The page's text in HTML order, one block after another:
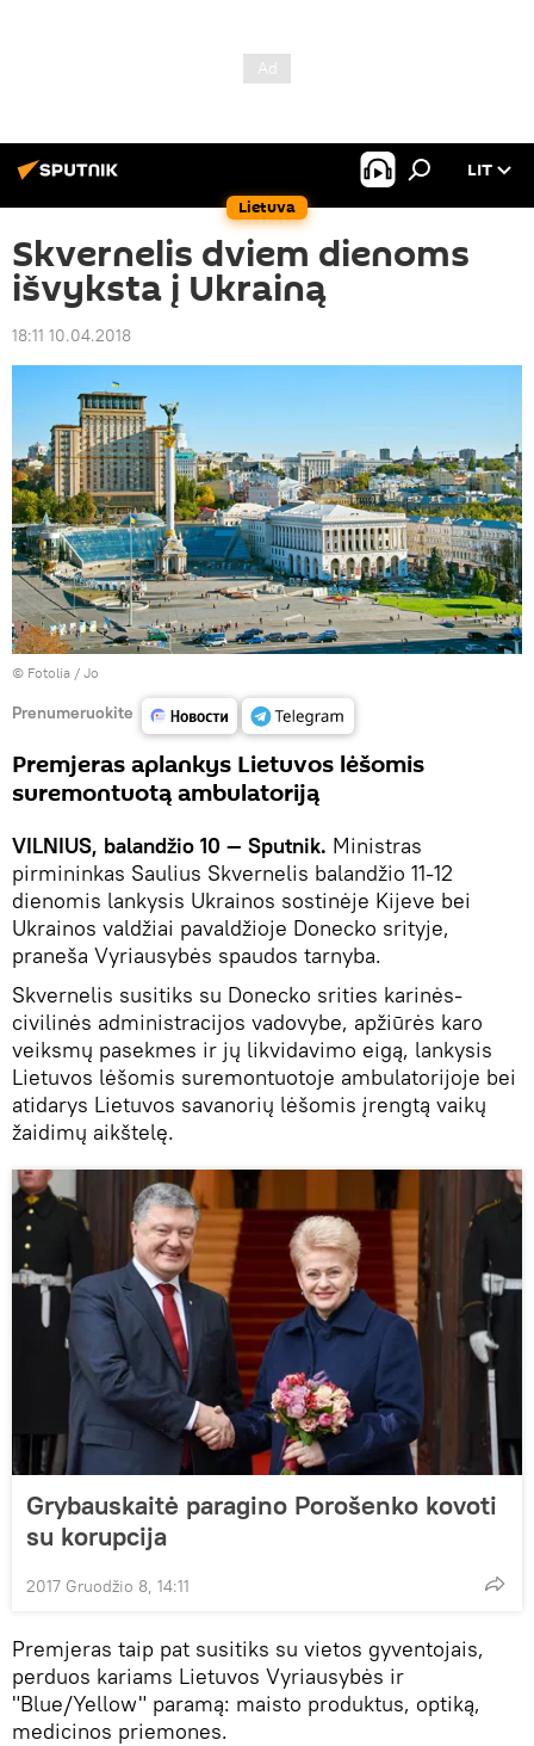
Lietuva
LIT
Skvernelis dviem dienoms
išvyksta į Ukrainą
18:11 10.04.2018
© Fotolia / Jo
Prenumeruokite
Premjeras aplankys Lietuvos lėšomis
suremontuotą ambulatoriją
VILNIUS, balandžio 10 — Sputnik. Ministras
pirmininkas Saulius Skvernelis balandžio 11-12
dienomis lankysis Ukrainos sostinėje Kijeve bei
Ukrainos valdžiai pavaldžioje Donecko srityje,
praneša Vyriausybės spaudos tarnyba.
Skvernelis susitiks su Donecko srities karinės-
civilinės administracijos vadovybe, apžiūrės karo
veiksmų pasekmes ir jų likvidavimo eigą, lankysis
Lietuvos lėšomis suremontuotoje ambulatorijoje bei
atidarys Lietuvos savanorių lėšomis įrengtą vaikų
žaidimų aikštelę.
Grybauskaitė paragino Porošenko kovoti
su korupcija
2017 Gruodžio 8, 14:11
Premjeras taip pat susitiks su vietos gyventojais,
perduos kariams Lietuvos Vyriausybės ir
"Blue/Yellow" paramą: maisto produktus, optiką,
medicinos priemones.